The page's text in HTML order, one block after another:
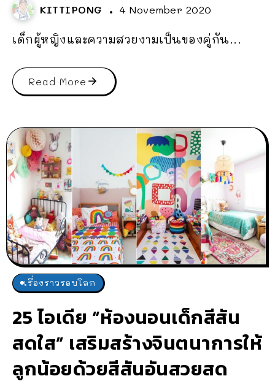
KITTIPONG 4 November 2020
เด็กผู้หญิงและความสวยงามเป็นของคู่กัน...
Read More
เรื่องราวรอบโลก
25 ไอเดีย “ห้องนอนเด็กสีสัน
สดใส” เสริมสร้างจินตนาการให้
ลูกน้อยด้วยสีสันอันสวยสด